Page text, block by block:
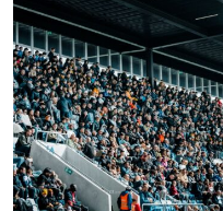
MATCH DES CELEBRITES
PRESSE ET MEDIAS